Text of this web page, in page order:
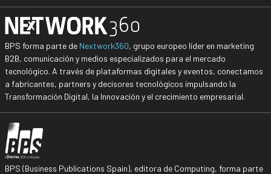
BPS forma parte de Nextwork360, grupo europeo líder en marketing
B2B, comunicación y medios especializados para el mercado
tecnológico. A través de plataformas digitales y eventos, conectamos
a fabricantes, partners y decisores tecnológicos impulsando la
Transformación Digital, la Innovación y el crecimiento empresarial.
BPS (Business Publications Spain), editora de Computing, forma parte